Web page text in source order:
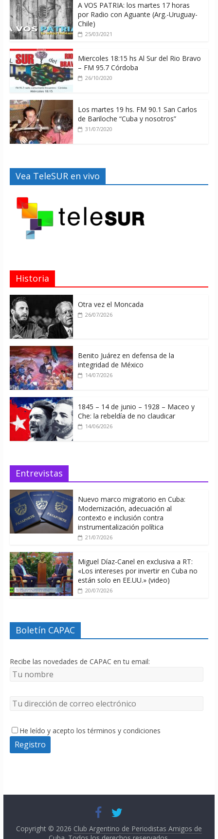
A VOS PATRIA: los martes 17 horas
por Radio con Aguante (Arg.-Uruguay-
Chile)
25/03/2021
Miercoles 18:15 hs Al Sur del Rio Bravo
– FM 95.7 Córdoba
26/10/2020
Los martes 19 hs. FM 90.1 San Carlos
de Bariloche “Cuba y nosotros”
31/07/2020
Vea TeleSUR en vivo
Historia
Otra vez el Moncada
26/07/2026
Benito Juárez en defensa de la
integridad de México
14/07/2026
1845 – 14 de junio – 1928 – Maceo y
Che: la rebeldía de no claudicar
14/06/2026
Entrevistas
Nuevo marco migratorio en Cuba:
Modernización, adecuación al
contexto e inclusión contra
instrumentalización política
21/07/2026
Miguel Díaz-Canel en exclusiva a RT:
«Los intereses por invertir en Cuba no
están solo en EE.UU.» (video)
20/07/2026
Boletín CAPAC
Recibe las novedades de CAPAC en tu email:
He leído y acepto los términos y condiciones
Copyright © 2026 Club Argentino de Periodistas Amigos de